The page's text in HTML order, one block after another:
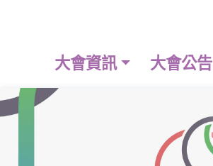
大會資訊 大會公告